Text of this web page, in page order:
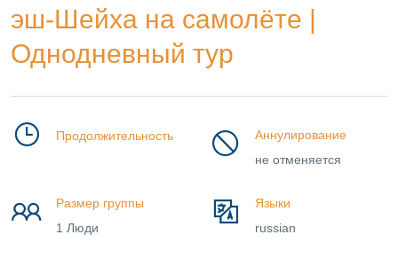
эш-Шейха на самолёте |
Однодневный тур
Продолжительность
Аннулирование
не отменяется
Размер группы
1 Люди
Языки
russian